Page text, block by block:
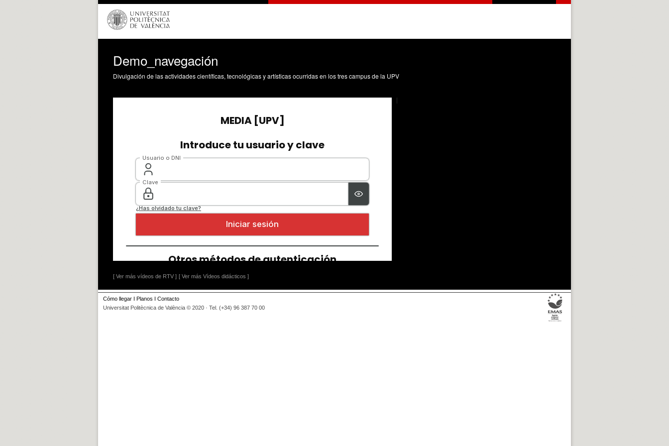
Demo_navegación
Divulgación de las actividades científicas, tecnológicas y artísticas ocurridas en los tres campus de la UPV
[ Ver más vídeos de RTV ] [ Ver más Vídeos didácticos ]
Cómo llegar I Planos I Contacto
Universitat Politècnica de València © 2020 · Tel. (+34) 96 387 70 00